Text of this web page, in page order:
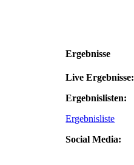
Ergebnisse
Live Ergebnisse:
Ergebnislisten:
Ergebnisliste
Social Media: